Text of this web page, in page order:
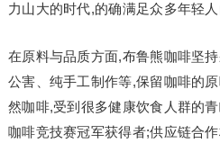
力山大的时代,的确满足众多年轻
在原料与品质方面,布鲁熊咖啡坚
公害、纯手工制作等,保留咖啡的
然咖啡,受到很多健康饮食人群的
咖啡竞技赛冠军获得者;供应链合